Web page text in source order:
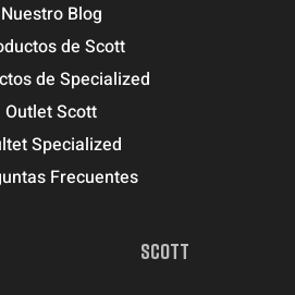
Nuestro Blog
de Scott
de Specialized
Outlet Scott
Specialized
Frecuentes
SCOTT